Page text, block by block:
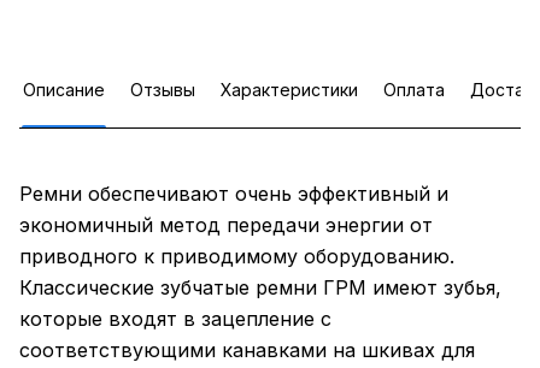
Описание Отзывы Характеристики Оплата
Ремни обеспечивают очень эффективный и
экономичный метод передачи энергии от
приводного к приводимому оборудованию.
Классические зубчатые ремни ГРМ имеют зубья,
которые входят в зацепление с
соответствующими канавками на шкивах для